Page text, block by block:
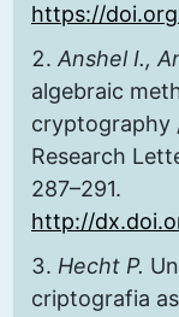
https://
Anshel I.,
algebraic
cryptography
Research
287–291.
http://
Hecht P.
criptografia